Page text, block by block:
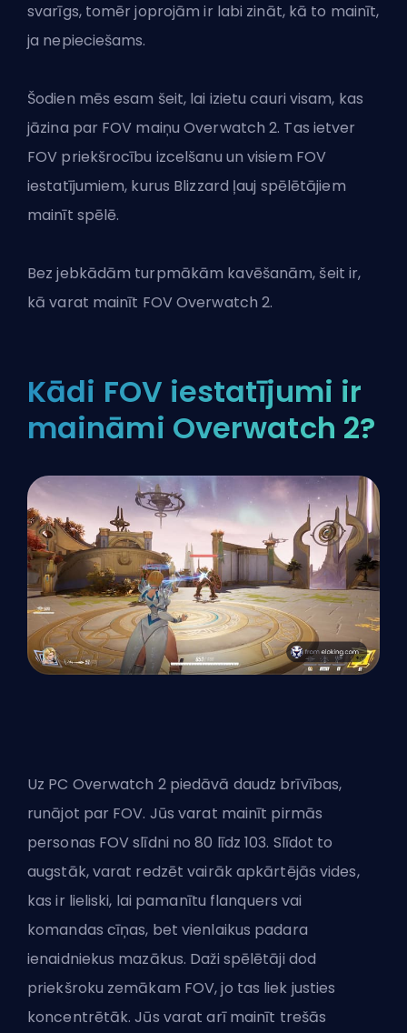
svarīgs, tomēr joprojām ir labi zināt, kā to mainīt,
ja nepieciešams.
Šodien mēs esam šeit, lai izietu cauri visam, kas
jāzina par FOV maiņu Overwatch 2. Tas ietver
FOV priekšrocību izcelšanu un visiem FOV
iestatījumiem, kurus Blizzard ļauj spēlētājiem
mainīt spēlē.
Bez jebkādām turpmākām kavēšanām, šeit ir,
kā varat mainīt FOVOverwatch 2.
Kādi FOV iestatījumi ir
maināmi Overwatch 2?
Uz PC Overwatch 2 piedāvā daudz brīvības,
runājot par FOV. Jūs varat mainīt pirmās
personas FOV slīdni no 80 līdz 103. Slīdot to
augstāk, varat redzēt vairāk apkārtējās vides,
kas ir lieliski, lai pamanītu flanquers vai
komandas cīņas, bet vienlaikus padara
ienaidniekus mazākus. Daži spēlētāji dod
priekšroku zemākam FOV, jo tas liek justies
koncentrētāk. Jūs varat arī mainīt trešās